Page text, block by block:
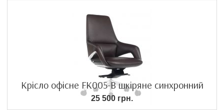
Крісло офісне FK005-B шкіряне синхронний
25 500 грн.